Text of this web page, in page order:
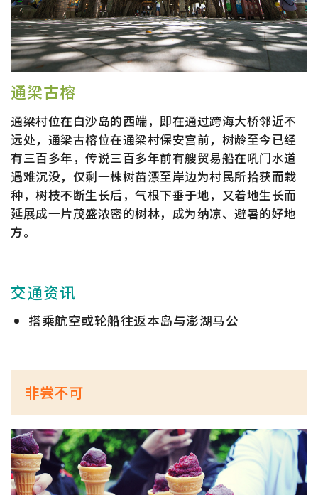
通梁古榕
通梁村位在白沙岛的西端，即在通过跨海大桥邻近不
远处，通梁古榕位在通梁村保安宫前，树龄至今已经
有三百多年，传说三百多年前有艘贸易船在吼门水道
遇难沉没，仅剩一株树苗漂至岸边为村民所拾获而栽
种，树枝不断生长后，气根下垂于地，又着地生长而
延展成一片茂盛浓密的树林，成为纳凉、避暑的好地
方。
交通资讯
搭乘航空或轮船往返本岛与澎湖马公
非尝不可